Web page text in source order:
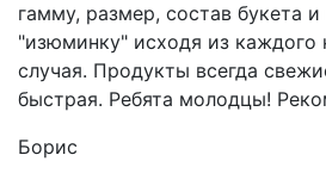
гамму, размер, состав букета
"изюминку" исходя из каждого
случая. Продукты всегда
быстрая. Ребята молодцы!
Борис